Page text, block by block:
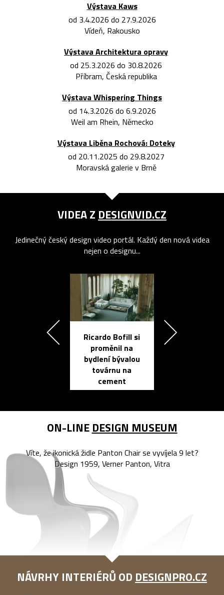
Výstava Kaws
od 3.4.2026 do 27.9.2026
Vídeň, Rakousko
Výstava Architektura opravy
od 25.3.2026 do 30.8.2026
Příbram, Česká republika
Výstava Whispering Things
od 14.3.2026 do 6.9.2026
Weil am Rhein, Německo
Výstava Liběna Rochová: Doteky
od 20.11.2025 do 29.8.2027
Moravská galerie v Brně
VIDEA Z DESIGNVID.CZ
Jedinečný český design video portál. Každý den nová videa
nejen o designu...
Ricardo Bofill si
proměnil na
bydlení bývalou
továrnu na
cement
ON-LINE DESIGN MUSEUM
Víte, že ikonická židle Panton Chair se vyvíjela 9 let?
Design 1959, Verner Panton, Vitra
NÁVRHY INTERIÉRŮ OD DESIGNPRO.CZ